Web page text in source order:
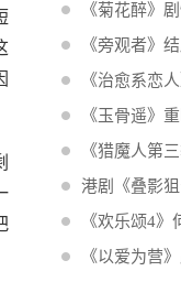
《菊花醉》
《旁观者》
《治愈系恋
《玉骨遥》
《猎魔人第
港剧《叠影
《欢乐颂4
《以爱为营